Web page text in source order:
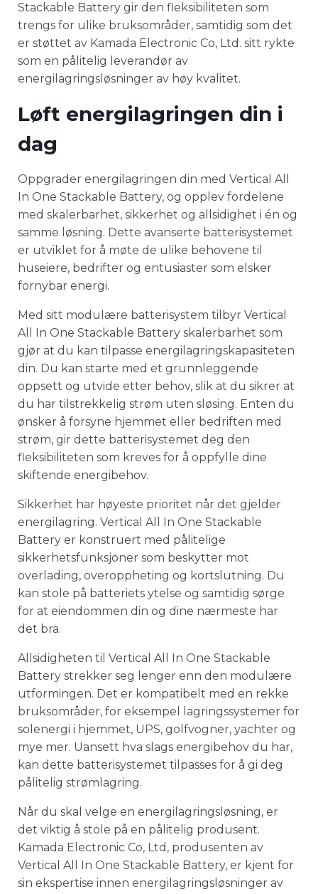
Stackable Battery gir den fleksibiliteten som
trengs for ulike bruksområder, samtidig som det
er støttet av Kamada Electronic Co, Ltd. sitt rykte
som en pålitelig leverandør av
energilagringsløsninger av høy kvalitet.
Løft energilagringen din i
dag
Oppgrader energilagringen din med Vertical All
In One Stackable Battery, og opplev fordelene
med skalerbarhet, sikkerhet og allsidighet i én og
samme løsning. Dette avanserte batterisystemet
er utviklet for å møte de ulike behovene til
huseiere, bedrifter og entusiaster som elsker
fornybar energi.
Med sitt modulære batterisystem tilbyr Vertical
All In One Stackable Battery skalerbarhet som
gjør at du kan tilpasse energilagringskapasiteten
din. Du kan starte med et grunnleggende
oppsett og utvide etter behov, slik at du sikrer at
du har tilstrekkelig strøm uten sløsing. Enten du
ønsker å forsyne hjemmet eller bedriften med
strøm, gir dette batterisystemet deg den
fleksibiliteten som kreves for å oppfylle dine
skiftende energibehov.
Sikkerhet har høyeste prioritet når det gjelder
energilagring. Vertical All In One Stackable
Battery er konstruert med pålitelige
sikkerhetsfunksjoner som beskytter mot
overlading, overoppheting og kortslutning. Du
kan stole på batteriets ytelse og samtidig sørge
for at eiendommen din og dine nærmeste har
det bra.
Allsidigheten til Vertical All In One Stackable
Battery strekker seg lenger enn den modulære
utformingen. Det er kompatibelt med en rekke
bruksområder, for eksempel lagringssystemer for
solenergi i hjemmet, UPS, golfvogner, yachter og
mye mer. Uansett hva slags energibehov du har,
kan dette batterisystemet tilpasses for å gi deg
pålitelig strømlagring.
Når du skal velge en energilagringsløsning, er
det viktig å stole på en pålitelig produsent.
Kamada Electronic Co, Ltd, produsenten av
Vertical All In One Stackable Battery, er kjent for
sin ekspertise innen energilagringsløsninger av